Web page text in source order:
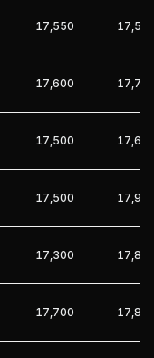
17,550
17,600
17,500
17,500
17,300
17,700